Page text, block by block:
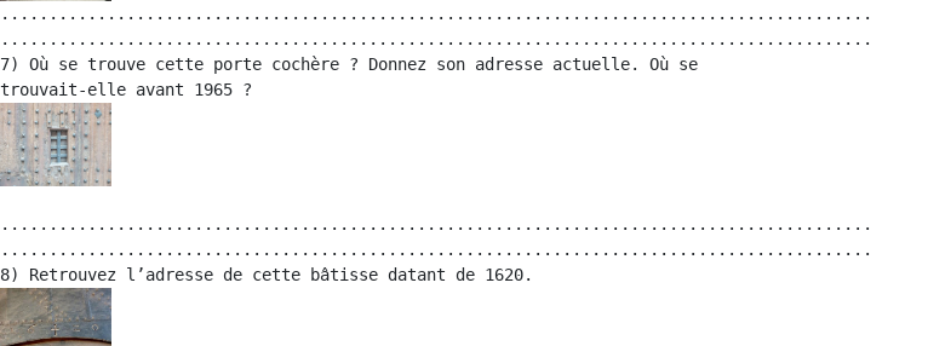
..........................................................................................
..........................................................................................
7) Où se trouve cette porte cochère ? Donnez son adresse actuelle. Où se
..........................................................................................
..........................................................................................